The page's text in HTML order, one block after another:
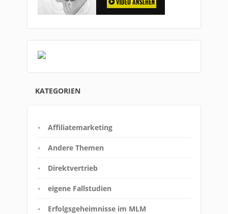
KATEGORIEN
Affiliatemarketing
Andere Themen
Direktvertrieb
eigene Fallstudien
Erfolgsgeheimnisse im MLM